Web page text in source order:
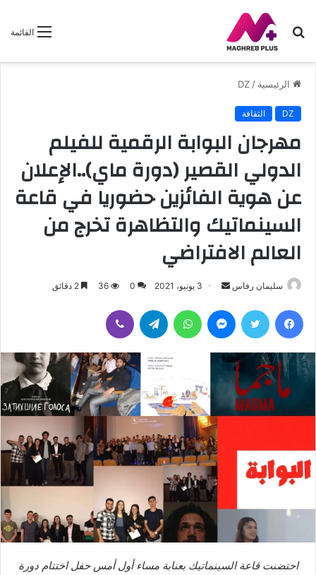
القائمة
بحث
عن
الرئيسية /
DZ
DZ الثقافة
مهرجان البوابة الرقمية للفيلم
الدولي القصير (دورة ماي)..الإعلان
عن هوية الفائزين حضوريا في قاعة
السينماتيك والتظاهرة تخرج من
العالم الافتراضي
سليمان رفاس
أرسل
إلكترونيا
3 يونيو، 2021 0
36
فيسبوك تويتر ماسنجر واتساب تيلقرام
احتضنت قاعة السينماتيك بعنابة مساء أول أمس حفل اختتام دورة